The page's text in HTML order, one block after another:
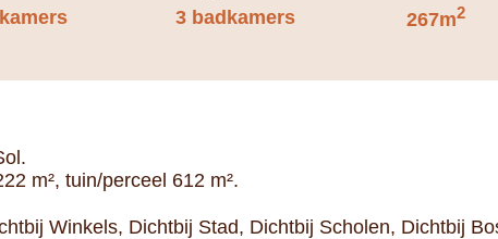
3 badkamers 267m2
m², tuin/perceel 612 m².
Winkels, Dichtbij Stad, Dichtbij Scholen, Dichtbij